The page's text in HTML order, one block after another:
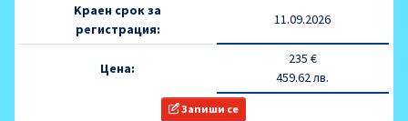
Kраен срок за
регистрация:
11.09.2026
Цена:
235 €
459.62 лв.
Запиши се